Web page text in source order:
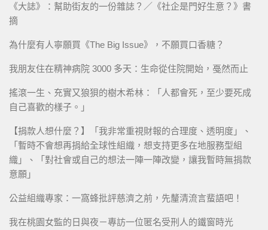
《大誌》：幫助街友的一份雜誌？／《社企是門好生意？》書
摘
為什麼有人寧願買《The Big Issue》，不願買口香糖？
我朋友住在精神病院 3000 多天：生命從住院開始，戞然而止
搖滾一生、充實又狼狽的樹木希林：「人都會死，至少要死成
自己喜歡的樣子。」
【捐款人想什麼？】「我非常重視財報的合理度、透明度」、
「暫時不會想再捐給全球性組織，想支持更多在地服務型組
織」、「對社會或自己的想法一陣一陣改變，讓我暫時無捐款
意願」
公益組織專家：一窩蜂批評慈濟之前，先釐清流言蜚語吧！
我在桃園女監的日與夜－專訪一位匿名受刑人的鐵窗時光